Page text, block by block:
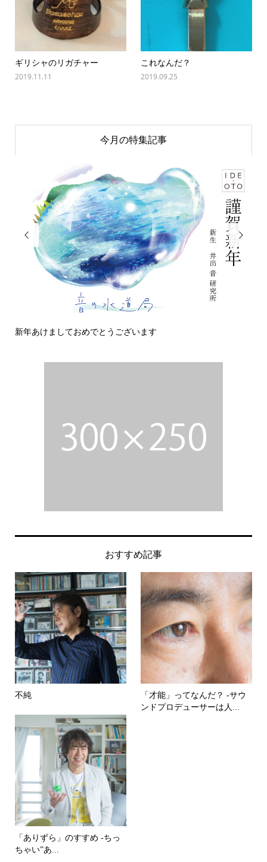
ギリシャのリガチャー
2019.11.11
これなんだ？
2019.09.25
今月の特集記事

新年あけましておめでとうございます

おすすめ記事
不純
「才能」ってなんだ？ -サウ
ンドプロデューサーは人...
「ありずら」のすすめ -ちっ
ちゃい”あ...